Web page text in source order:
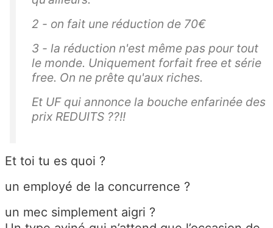
2 - on fait une réduction de 70€
3 - la réduction n'est même pas pour tout
le monde. Uniquement forfait free et série
free. On ne prête qu'aux riches.
Et UF qui annonce la bouche enfarinée des
prix REDUITS ??!!
Et toi tu es quoi ?
un employé de la concurrence ?
un mec simplement aigri ?